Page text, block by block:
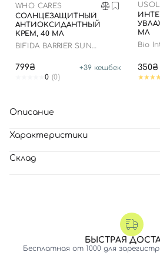
WHO CARES
СОЛНЦЕЗАЩИТНЫЙ
АНТИОКСИДАНТНЫЙ
КРЕМ, 40 МЛ
BIFIDA BARRIER SUN
799₴ +39 кешбек
0 (0)
МЛ
Bio
350₴
Описание
Характеристики
Склад
БЫСТРАЯ
Бесплатная от 1000 для